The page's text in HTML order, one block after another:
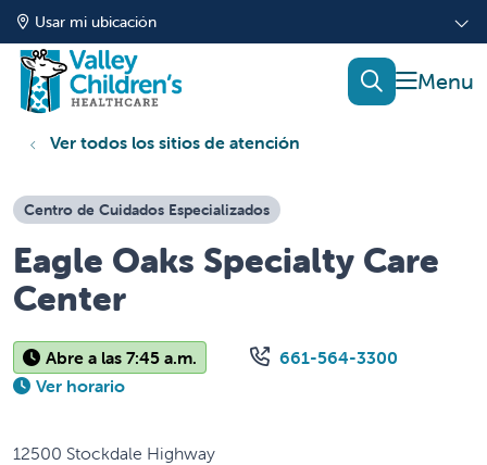
Usar mi ubicación
mostrar
buscar
Ver todos los sitios de atención
Centro de Cuidados Especializados
Eagle Oaks Specialty Care
Center
Abre a las 7:45 a.m.
Ver horario
661-564-3300
12500 Stockdale Highway